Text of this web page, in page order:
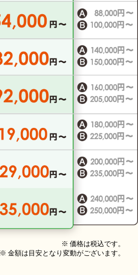
※ 価格は税込です。
※ 金額は目安となり変動がございます。